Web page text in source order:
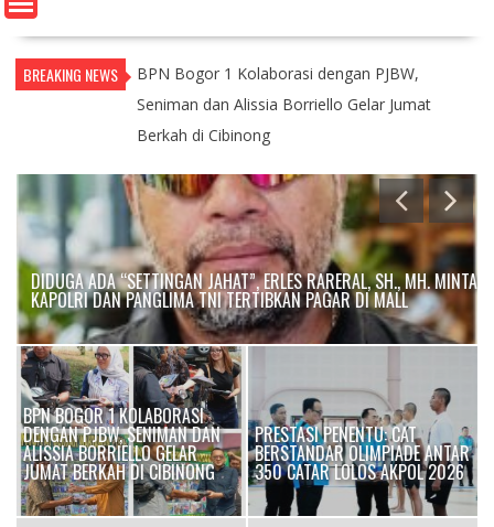
BREAKING NEWS
BPN Bogor 1 Kolaborasi dengan PJBW,
Seniman dan Alissia Borriello Gelar Jumat
Berkah di Cibinong
DIDUGA ADA “SETTINGAN JAHAT”, ERLES RARERAL, SH., MH. MINTA
KAPOLRI DAN PANGLIMA TNI TERTIBKAN PAGAR DI MALL
BPN BOGOR 1 KOLABORASI
DENGAN PJBW, SENIMAN DAN
ALISSIA BORRIELLO GELAR
JUMAT BERKAH DI CIBINONG
PRESTASI PENENTU: CAT
BERSTANDAR OLIMPIADE ANTAR
350 CATAR LOLOS AKPOL 2026